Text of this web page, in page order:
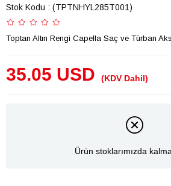
Stok Kodu (TPTNHYL285T001)
Toptan Altın Rengi Capella Saç ve Türban
35.05 USD (KDV Dahil)
Ürün stoklarımızda